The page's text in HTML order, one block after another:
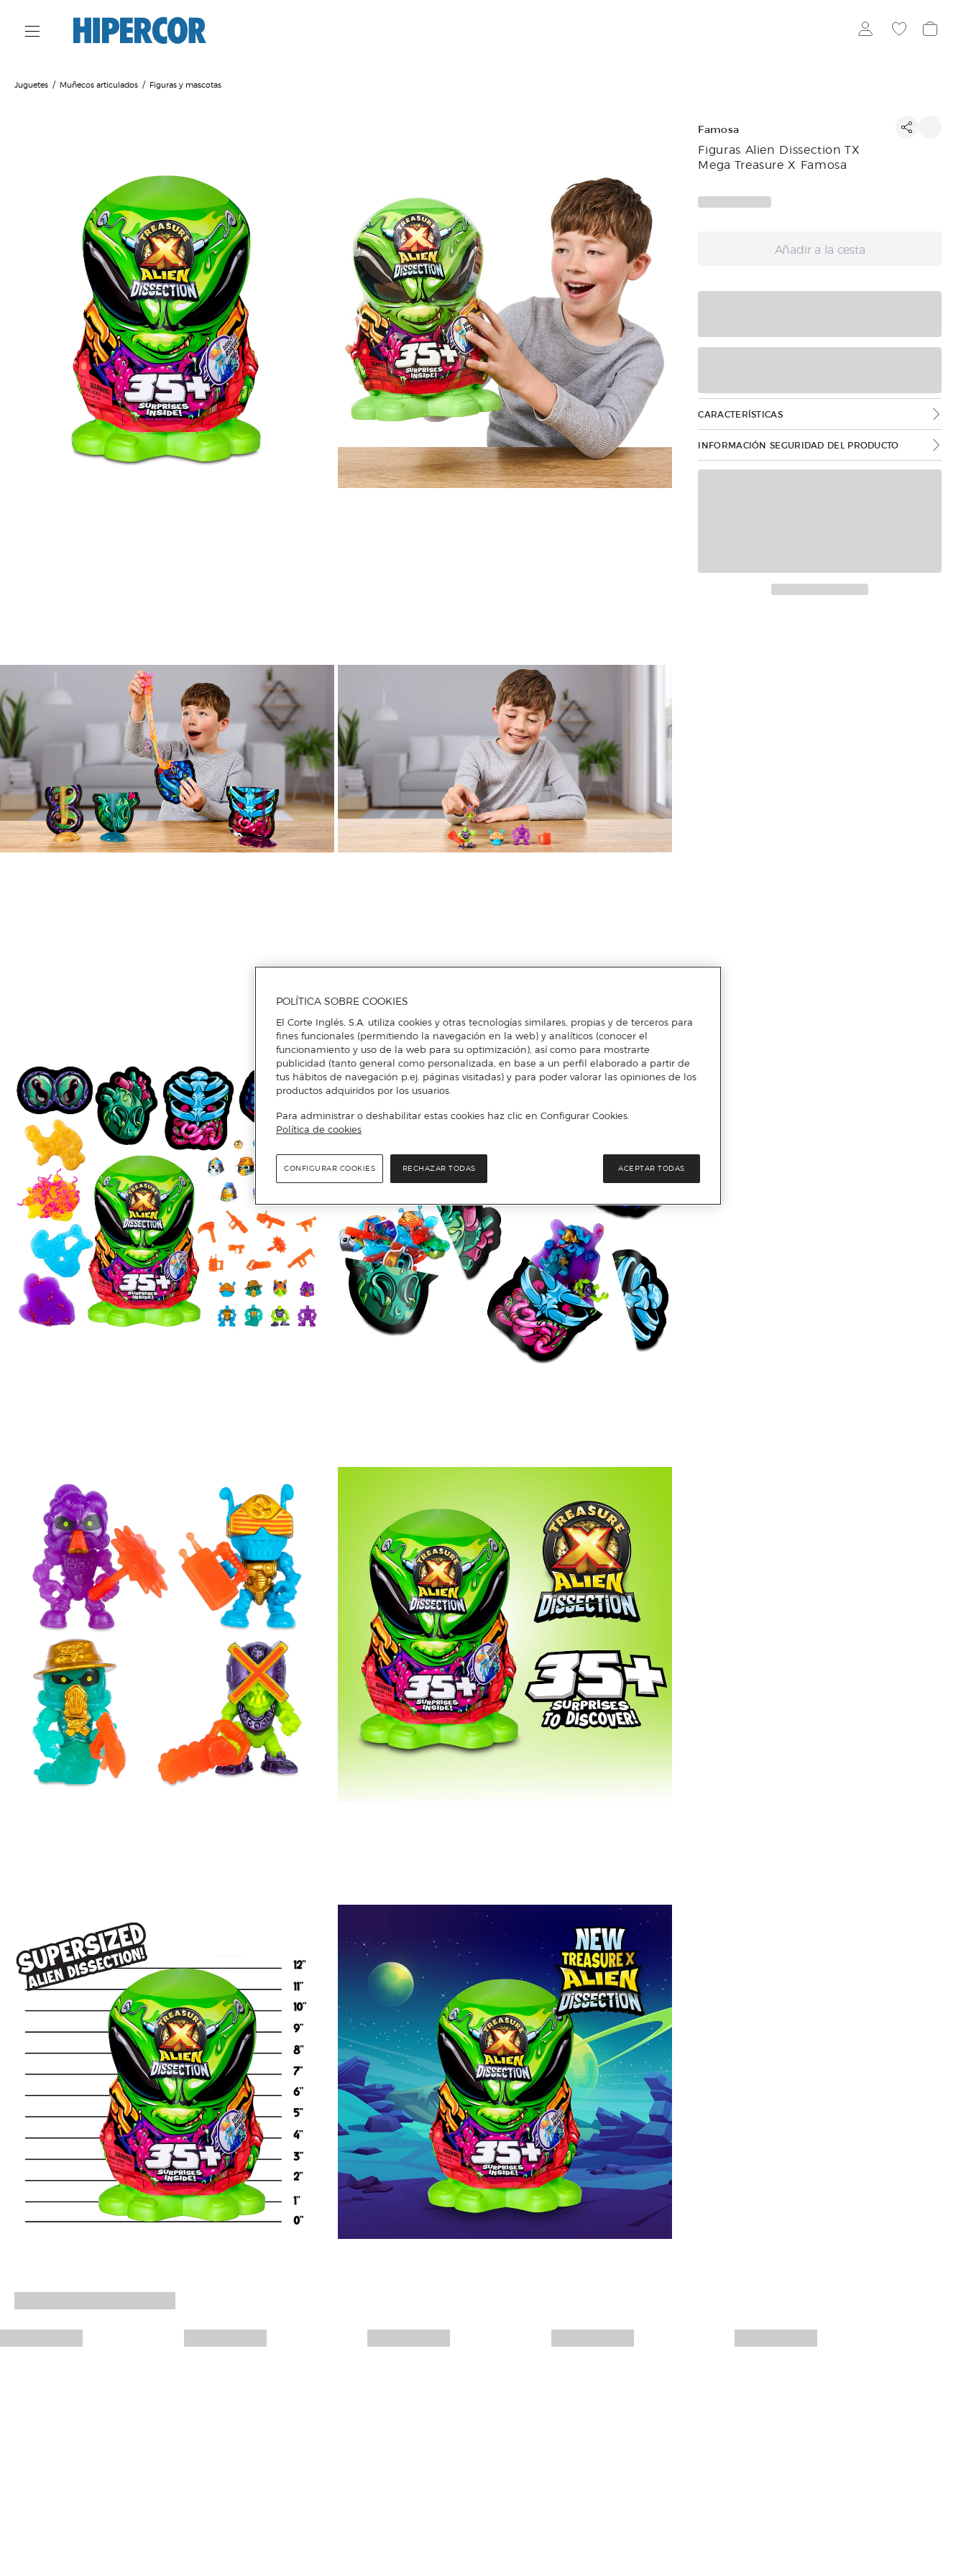
Juguetes Muñecos articulados Figuras y mascotas
Famosa
Figuras Alien Dissection TX
Mega Treasure X Famosa
Añadir a la cesta
CARACTERÍSTICAS
INFORMACIÓN SEGURIDAD DEL PRODUCTO
Más info
POLÍTICA SOBRE COOKIES
El Corte Inglés, S.A. utiliza cookies y otras tecnologías similares, propias y de terceros para
fines funcionales (permitiendo la navegación en la web) y analíticos (conocer el
funcionamiento y uso de la web para su optimización), así como para mostrarte
publicidad (tanto general como personalizada, en base a un perfil elaborado a partir de
tus hábitos de navegación p.ej. páginas visitadas) y para poder valorar las opiniones de los
productos adquiridos por los usuarios.
Para administrar o deshabilitar estas cookies haz clic en Configurar Cookies.
Política de cookies
RECHAZAR TODAS ACEPTAR TODAS
CONFIGURAR COOKIES